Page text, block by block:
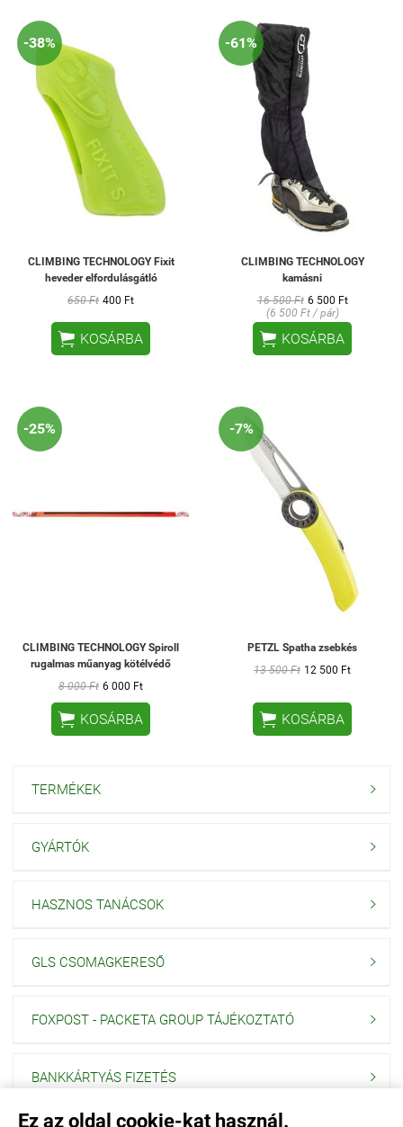
Ez az oldal cookie-kat használ.
-38%
CLIMBING TECHNOLOGY Fixit
heveder elfordulásgátló
650 Ft 400 Ft
 KOSÁRBA
-61%
CLIMBING TECHNOLOGY
kamásni
16 500 Ft 6 500 Ft
(6 500 Ft / pár)
 KOSÁRBA
-25%
CLIMBING TECHNOLOGY Spiroll
rugalmas műanyag kötélvédő
8 000 Ft 6 000 Ft
 KOSÁRBA
-7%
PETZL Spatha zsebkés
13 500 Ft 12 500 Ft
 KOSÁRBA
TERMÉKEK 
GYÁRTÓK 
HASZNOS TANÁCSOK 
GLS CSOMAGKERESŐ 
FOXPOST - PACKETA GROUP TÁJÉKOZTATÓ 
BANKKÁRTYÁS FIZETÉS 